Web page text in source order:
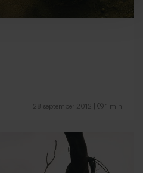
28 september 2012 1 min